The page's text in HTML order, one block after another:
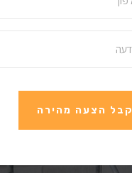
קבל הצעה מהירה